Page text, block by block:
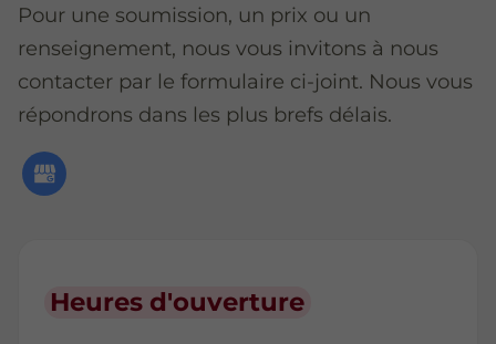
Pour une soumission, un prix ou un
renseignement, nous vous invitons à nous
contacter par le formulaire ci-joint. Nous vous
répondrons dans les plus brefs délais.
Heures d'ouverture